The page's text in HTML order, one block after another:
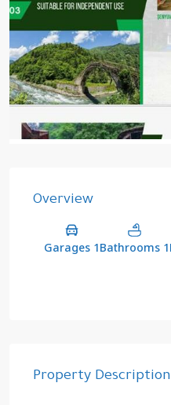
Overview
1 Bathrooms
1 Garages
Property Description